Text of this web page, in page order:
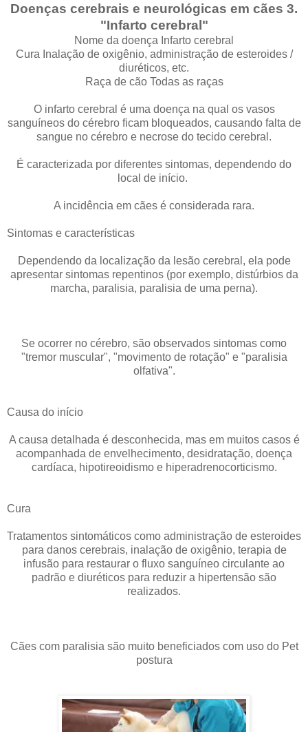
Doenças cerebrais e neurológicas em cães 3.
"Infarto cerebral"
Nome da doença Infarto cerebral
Cura Inalação de oxigênio, administração de esteroides /
diuréticos, etc.
Raça de cão Todas as raças
O infarto cerebral é uma doença na qual os vasos
sanguíneos do cérebro ficam bloqueados, causando falta de
sangue no cérebro e necrose do tecido cerebral.
É caracterizada por diferentes sintomas, dependendo do
local de início.
A incidência em cães é considerada rara.
Sintomas e características
Dependendo da localização da lesão cerebral, ela pode
apresentar sintomas repentinos (por exemplo, distúrbios da
marcha, paralisia, paralisia de uma perna).
Se ocorrer no cérebro, são observados sintomas como
"tremor muscular", "movimento de rotação" e "paralisia
olfativa".
Causa do início
A causa detalhada é desconhecida, mas em muitos casos é
acompanhada de envelhecimento, desidratação, doença
cardíaca, hipotireoidismo e hiperadrenocorticismo.
Cura
Tratamentos sintomáticos como administração de esteroides
para danos cerebrais, inalação de oxigênio, terapia de
infusão para restaurar o fluxo sanguíneo circulante ao
padrão e diuréticos para reduzir a hipertensão são
realizados.
Cães com paralisia são muito beneficiados com uso do Pet
postura